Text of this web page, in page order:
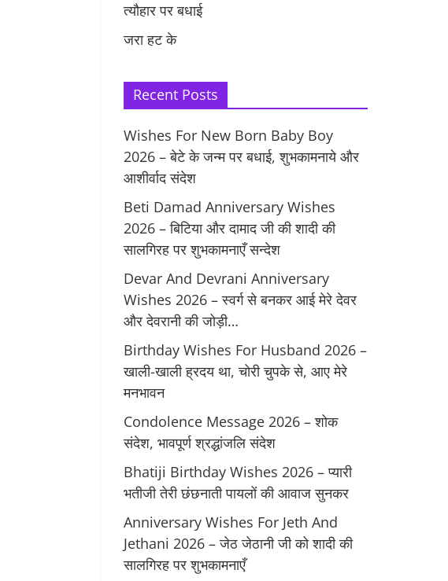
त्यौहार पर बधाई
जरा हट के
Recent Posts
Wishes For New Born Baby Boy
2026 – बेटे के जन्म पर बधाई, शुभकामनाये और
आशीर्वाद संदेश
Beti Damad Anniversary Wishes
2026 – बिटिया और दामाद जी की शादी की
सालगिरह पर शुभकामनाएँ सन्देश
Devar And Devrani Anniversary
Wishes 2026 – स्वर्ग से बनकर आई मेरे देवर
और देवरानी की जोड़ी…
Birthday Wishes For Husband 2026 –
खाली-खाली ह्रदय था, चोरी चुपके से, आए मेरे
मनभावन
Condolence Message 2026 – शोक
संदेश, भावपूर्ण श्रद्धांजलि संदेश
Bhatiji Birthday Wishes 2026 – प्यारी
भतीजी तेरी छंछनाती पायलों की आवाज सुनकर
Anniversary Wishes For Jeth And
Jethani 2026 – जेठ जेठानी जी को शादी की
सालगिरह पर शुभकामनाएँ